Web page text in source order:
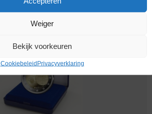
Weiger
Bekijk voorkeuren
CookiebeleidPrivacyverklaring